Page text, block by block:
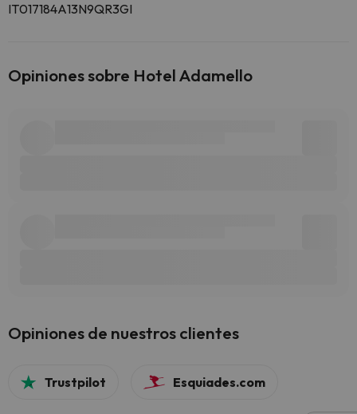
IT017184A13N9QR3GI
Opiniones sobre Hotel Adamello
Opiniones de nuestros clientes
Trustpilot Esquiades.com